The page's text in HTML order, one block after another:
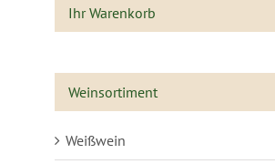
Ihr Warenkorb
Weinsortiment
Weißwein